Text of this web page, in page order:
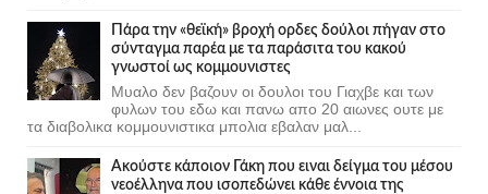
Πάρα την «θεϊκή» βροχή ορδες δούλοι πήγαν στο
σύνταγμα παρέα με τα παράσιτα του κακού
γνωστοί ως κομμουνιστες
Μυαλο δεν βαζουν οι δουλοι του Γιαχβε και των
φυλων του εδω και πανω απο 20 αιωνες ουτε με
τα διαβολικα κομμουνιστικα μπολια εβαλαν μαλ...
Ακούστε κάποιον Γάκη που ειναι δείγμα του μέσου
νεοέλληνα που ισοπεδώνει κάθε έννοια της